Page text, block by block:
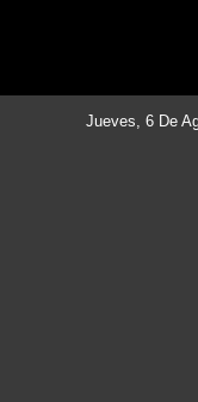
Jueves, 6 De